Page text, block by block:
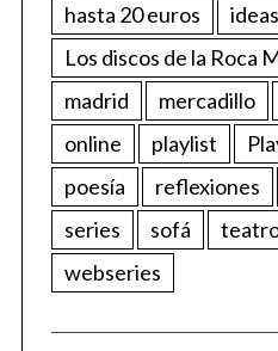
hasta 20 euros
ideas
Los discos de la Roca
madrid
mercadillo
online
playlist
poesía
reflexiones
series
sofá
webseries